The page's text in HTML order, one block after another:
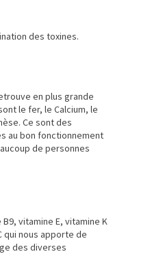
des toxines.
en plus grande
le fer, le Calcium, le
Ce sont des
au bon fonctionnement
de personnes
vitamine E, vitamine K
qui nous apporte de
des diverses